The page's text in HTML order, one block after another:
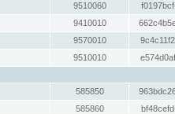
9510060
9410010
9570010
9510010
585850
585860